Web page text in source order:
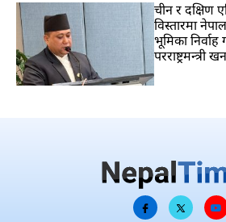
चीन र दक्षिण
विस्तारमा
भूमिका
परराष्ट्रमन्त्री